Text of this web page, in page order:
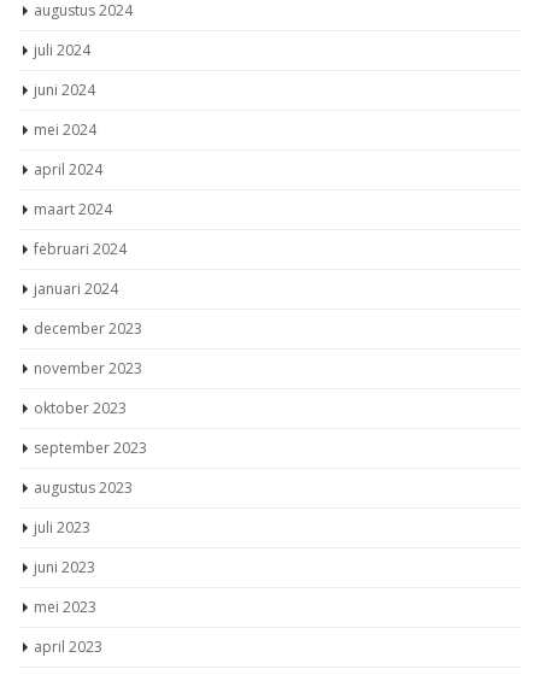
augustus 2024
juli 2024
juni 2024
mei 2024
april 2024
maart 2024
februari 2024
januari 2024
december 2023
november 2023
oktober 2023
september 2023
augustus 2023
juli 2023
juni 2023
mei 2023
april 2023